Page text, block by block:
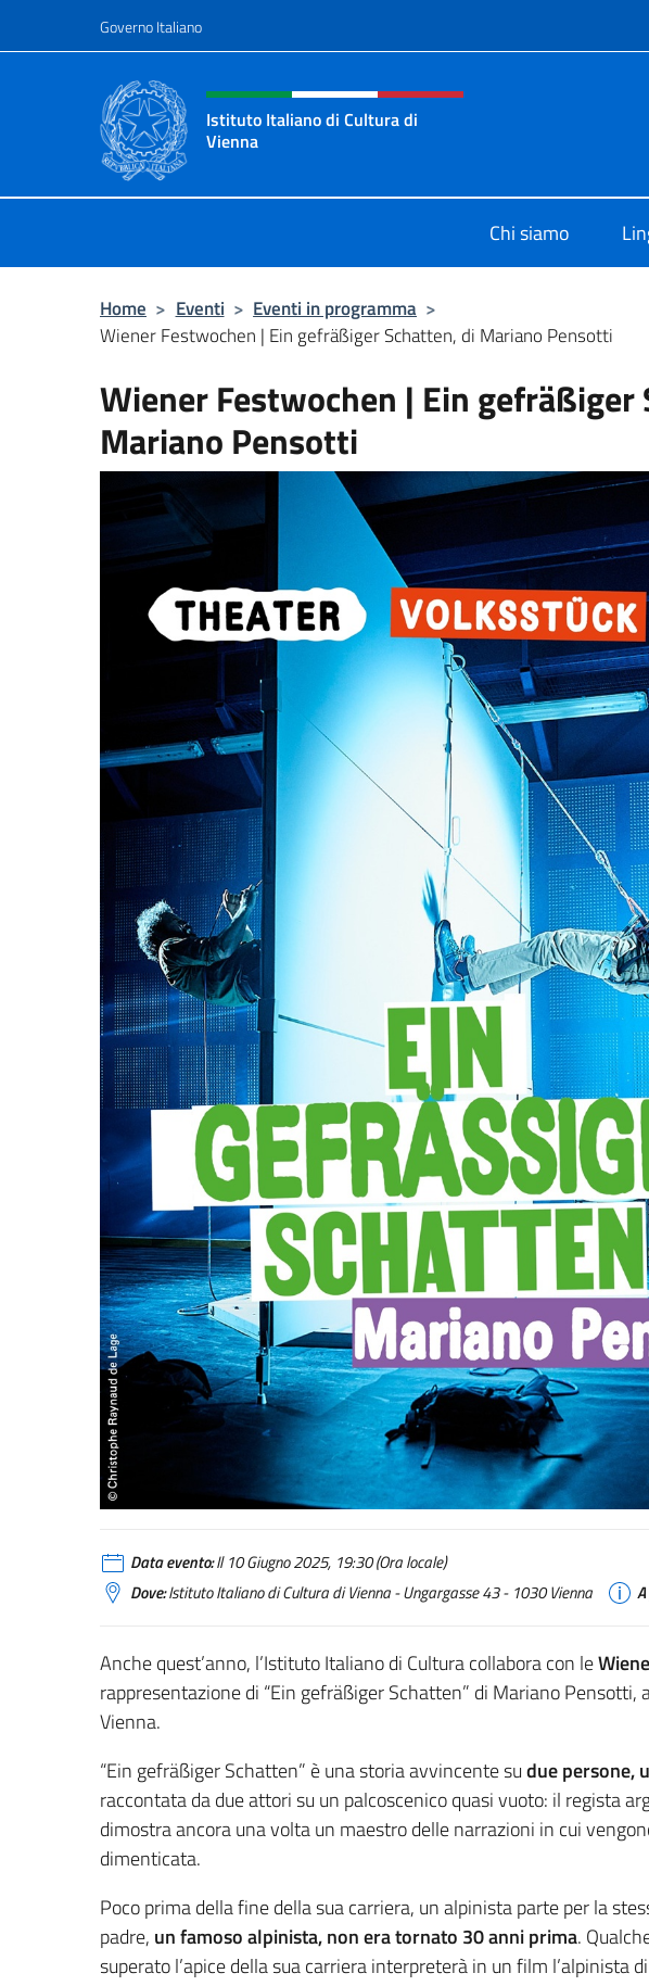
Governo Italiano
Intestazione sito, social e menù
Istituto Italiano di Cultura di
Vienna
Chi siamo
Home > Eventi > Eventi in programma >
Wiener Festwochen | Ein gefräßiger Schatten, di Mariano Pensotti
Wiener Festwochen | Ein gefräßiger
Mariano Pensotti
Data evento:Il 10 Giugno 2025, 19:30 (Ora locale)
Dove:Istituto Italiano di Cultura di Vienna - Ungargasse 43 - 1030 Vienna
Anche quest’anno, l’Istituto Italiano di Cultura collabora con le
rappresentazione di “Ein gefräßiger Schatten” di Mariano
Vienna.
“Ein gefräßiger Schatten” è una storia avvincente sudue persone,
raccontata da due attori su un palcoscenico quasi vuoto: il regista
dimostra ancora una volta un maestro delle narrazioni in cui
dimenticata.
Poco prima della fine della sua carriera, un alpinista parte per la
padre, un famoso alpinista, non era tornato 30 anni prima.
superato l’apice della sua carriera interpreterà in un film l’alpinista